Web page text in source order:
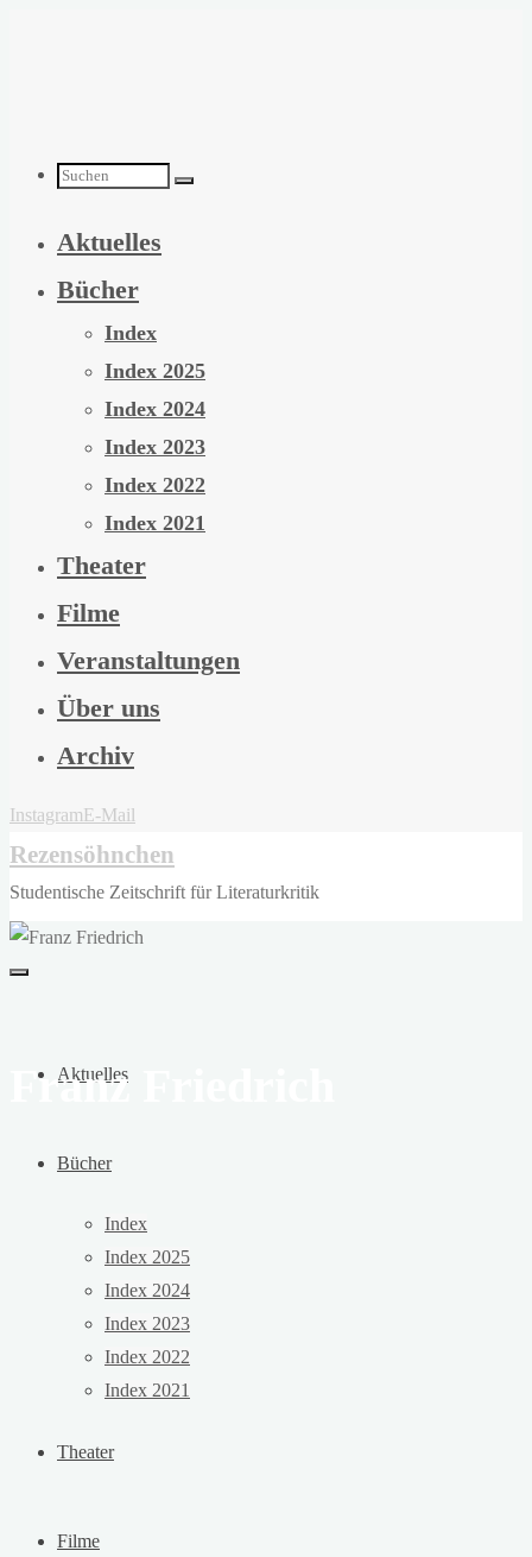
Suchen
nach:
Aktuelles
Bücher
Index
Index 2025
Index 2024
Index 2023
Index 2022
Index 2021
Theater
Filme
Veranstaltungen
Über uns
Archiv
InstagramE-Mail
Rezensöhnchen
Studentische Zeitschrift für Literaturkritik
Aktuelles
Bücher
Index
Index 2025
Index 2024
Index 2023
Index 2022
Index 2021
Theater
Filme
Franz Friedrich